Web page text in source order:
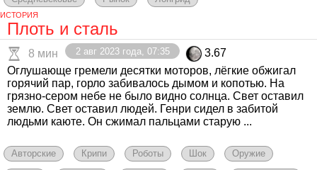
ИСТОРИЯ
Плоть и сталь
8 мин 2 авг 2023 года, 07:35
3.67
Оглушающе гремели десятки моторов, лёгкие обжигал
горячий пар, горло забивалось дымом и копотью. На
грязно-сером небе не было видно солнца. Свет оставил
землю. Свет оставил людей. Генри сидел в забитой
людьми каюте. Он сжимал пальцами старую ...
Авторские Крипи Роботы Шок Оружие